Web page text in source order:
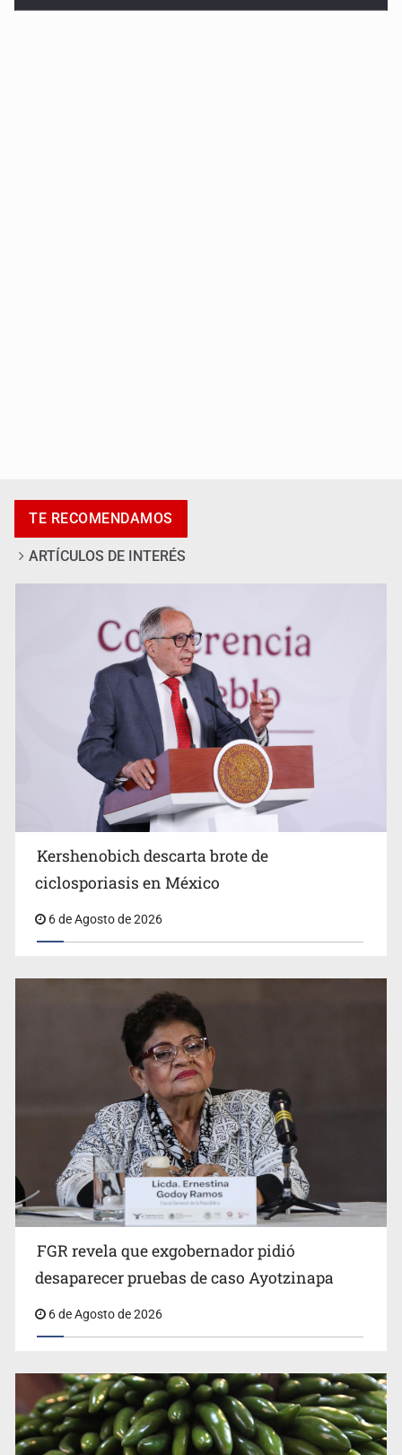
en Oblatos
Advierten retrocesos en transparencia tras desaparición
del INAI
Jalisco mantiene la búsqueda de 21 adolescentes
desaparecidos durante julio
Kershenobich descarta brote de ciclosporiasis en
TE RECOMENDAMOS
ARTÍCULOS DE INTERÉS
Kershenobich descarta brote de
ciclosporiasis en México
6 de Agosto de 2026
FGR revela que exgobernador pidió
desaparecer pruebas de caso Ayotzinapa
6 de Agosto de 2026